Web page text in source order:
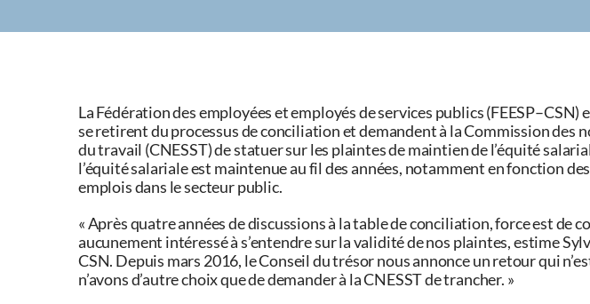
La Fédération des employées et employés de services publics
se retirent du processus de conciliation et demandent à la Commission des
du travail (CNESST) de statuer sur les plaintes de maintien de l’équité
l’équité salariale est maintenue au fil des années, notamment en fonction
emplois dans le secteur public.
« Après quatre années de discussions à la table de conciliation, force est de
aucunement intéressé à s’entendre sur la validité de nos plaintes, estime
CSN. Depuis mars 2016, le Conseil du trésor nous annonce un retour qui
n’avons d’autre choix que de demander à la CNESST de trancher. »